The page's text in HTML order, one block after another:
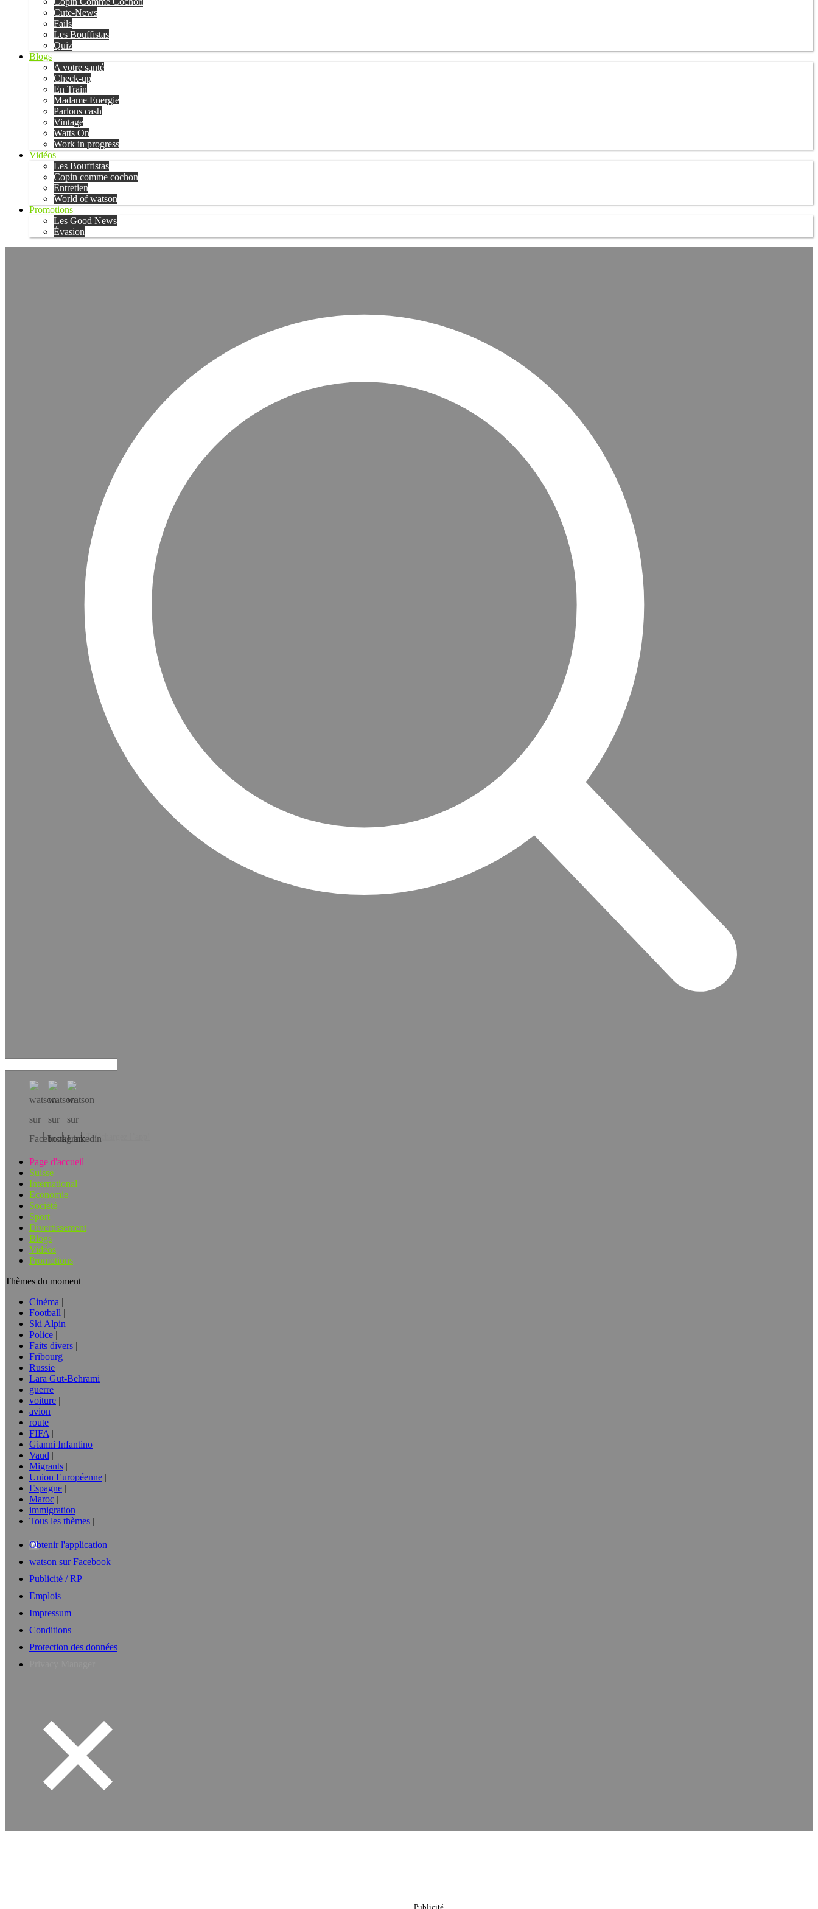
Cute-News
Fails
Les Bouffistas
Quiz
Blogs
A votre santé
Check-up
En Train
Madame Energie
Parlons cash
Vintage
Watts On
Work in progress
Vidéos
Les Bouffistas
Copin comme cochon
Entretien
World of watson
Promotions
Les Good News
Évasion
Téléchargez l’app!
Page d'accueil
Suisse
International
Economie
Société
Sport
Divertissement
Blogs
Vidéos
Promotions
Thèmes du moment
Cinéma
Football
Ski Alpin
Police
Faits divers
Fribourg
Russie
Lara Gut-Behrami
guerre
voiture
avion
route
FIFA
Gianni Infantino
Vaud
Migrants
Union Européenne
Espagne
Maroc
immigration
Tous les thèmes
Obtenir l'application
watson sur Facebook
Publicité / RP
Emplois
Impressum
Conditions
Protection des données